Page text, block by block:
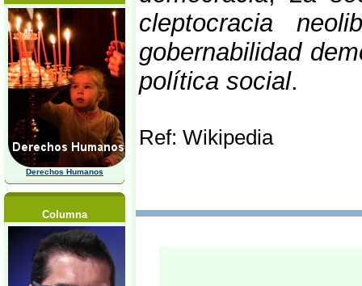
Derechos Humanos
Columna
cleptocracia
gobernabilidad
política social.
Ref: Wikipedia